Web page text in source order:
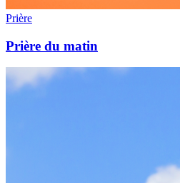
Prière
Prière du matin